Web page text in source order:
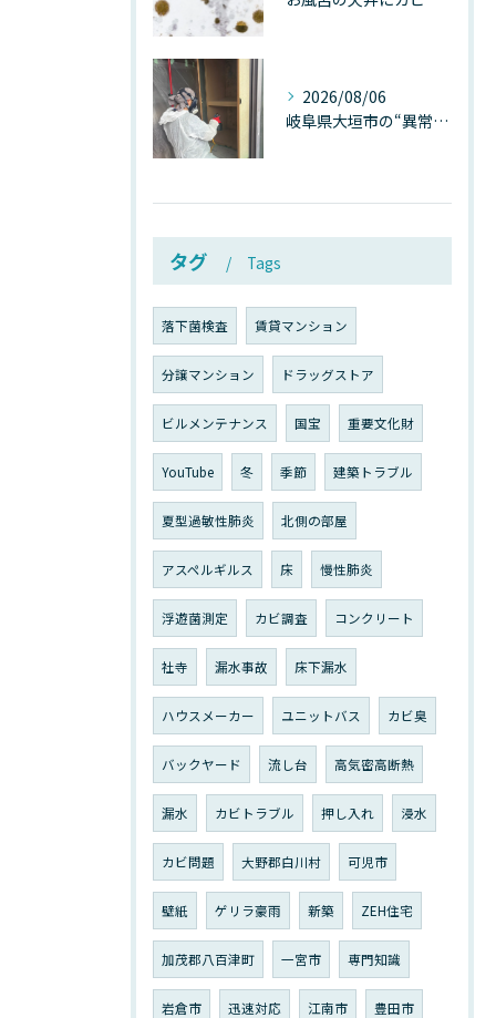
2026/08/06
岐阜県大垣市の“異常に高い気温”が建物内部を腐らせる──深層カビが爆発的に増える本当の理由
タグ Tags
落下菌検査 賃貸マンション
分譲マンション ドラッグストア
ビルメンテナンス 国宝 重要文化財
YouTube 冬 季節 建築トラブル
夏型過敏性肺炎 北側の部屋
アスペルギルス 床 慢性肺炎
浮遊菌測定 カビ調査 コンクリート
社寺 漏水事故 床下漏水
ハウスメーカー ユニットバス カビ臭
バックヤード 流し台 高気密高断熱
漏水 カビトラブル 押し入れ 浸水
カビ問題 大野郡白川村 可児市
壁紙 ゲリラ豪雨 新築 ZEH住宅
加茂郡八百津町 一宮市 専門知識
岩倉市 迅速対応 江南市 豊田市